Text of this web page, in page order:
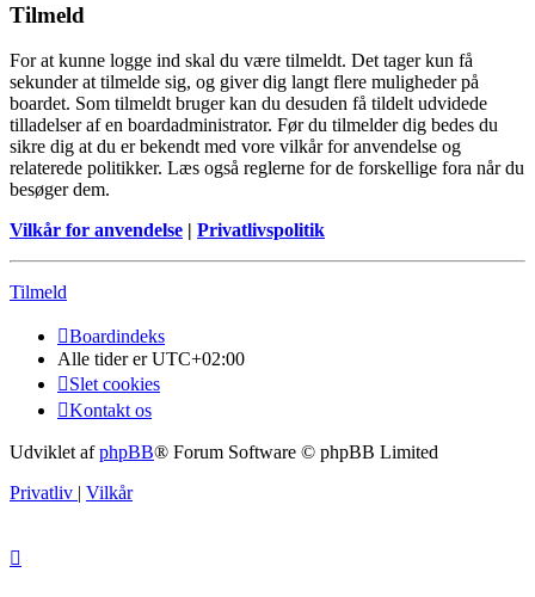
Tilmeld
For at kunne logge ind skal du være tilmeldt. Det tager kun få
sekunder at tilmelde sig, og giver dig langt flere muligheder på
boardet. Som tilmeldt bruger kan du desuden få tildelt udvidede
tilladelser af en boardadministrator. Før du tilmelder dig bedes du
sikre dig at du er bekendt med vore vilkår for anvendelse og
relaterede politikker. Læs også reglerne for de forskellige fora når du
besøger dem.
Vilkår for anvendelse | Privatlivspolitik
Tilmeld
Boardindeks
Alle tider erUTC+02:00
Slet cookies
Kontakt os
Udviklet afphpBB® Forum Software © phpBB Limited
Privatliv | Vilkår